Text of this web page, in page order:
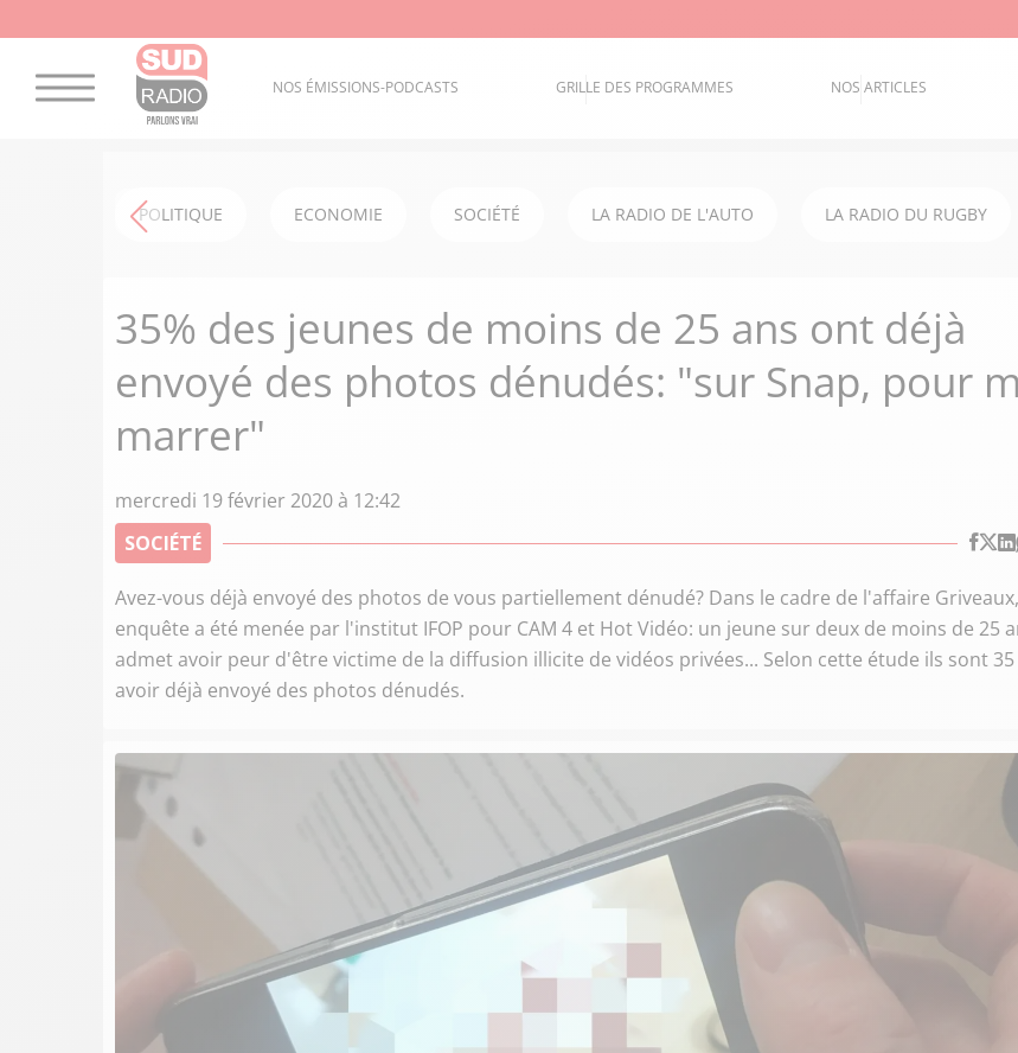
NOS ÉMISSIONS-PODCASTS GRILLE DES PROGRAMMES NOS ARTICLES
POLITIQUE ECONOMIE SOCIÉTÉ LA RADIO DE L'AUTO LA RADIO DU RUGBY
35% des jeunes de moins de 25 ans ont déjà
envoyé des photos dénudés: "sur Snap, pour
marrer"
mercredi 19 février 2020 à 12:42
SOCIÉTÉ
Avez-vous déjà envoyé des photos de vous partiellement dénudé? Dans le cadre de l'affaire
enquête a été menée par l'institut IFOP pour CAM 4 et Hot Vidéo: un jeune sur deux de moins de 25
admet avoir peur d'être victime de la diffusion illicite de vidéos privées... Selon cette étude ils sont 35
avoir déjà envoyé des photos dénudés.